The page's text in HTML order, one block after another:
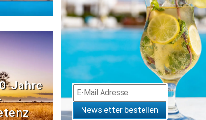
Jahre
Newsletter bestellen